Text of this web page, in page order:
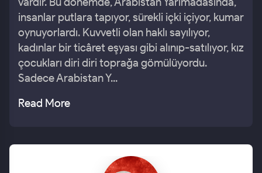
insanlar putlara tapıyor, sürekli içki içiyor, kumar
oynuyorlardı. Kuvvetli olan haklı sayılıyor,
kadınlar bir ticâret eşyası gibi alınıp-satılıyor, kız
çocukları diri diri toprağa gömülüyordu.
Sadece Arabistan Y...
Read More